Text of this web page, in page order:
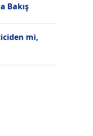
Bakış
mi,